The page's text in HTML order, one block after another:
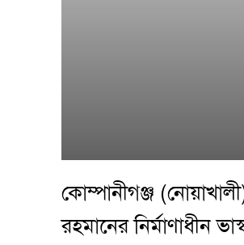
কোম্পানীগঞ্জ
রহমানের নির্মাণাধীন